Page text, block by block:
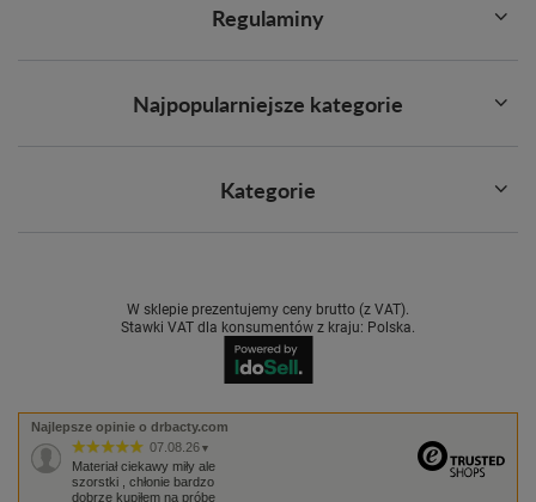
Regulaminy
Najpopularniejsze kategorie
Kategorie
W sklepie prezentujemy ceny brutto (z VAT).
Stawki VAT dla konsumentów z kraju: Polska
Najlepsze opinie o drbacty.com
07.08.26 ▼
Materiał ciekawy miły ale
szorstki , chłonie bardzo
dobrze kupiłem na próbe